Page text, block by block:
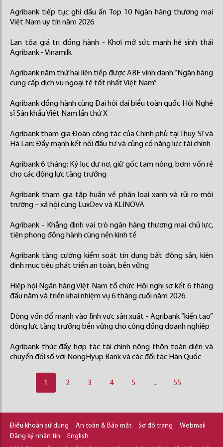
Agribank tiếp tục ghi dấu ấn Top 10 Ngân hàng thương mại
Việt Nam uy tín năm 2026
Lan tỏa giá trị đồng hành - Khơi mở sức mạnh hệ sinh thái
Agribank - Vinamilk
Agribank năm thứ hai liên tiếp được ABF vinh danh “Ngân hàng
cung cấp dịch vụ ngoại tệ tốt nhất Việt Nam”
Agribank đồng hành cùng Đại hội đại biểu toàn quốc Hội Nghệ
sĩ Sân khấu Việt Nam lần thứ X
Agribank tham gia Đoàn công tác của Chính phủ tại Thụy Sĩ và
Hà Lan: Đẩy mạnh kết nối đầu tư và củng cố năng lực tài chính
Agribank 6 tháng: Kỷ lục dư nợ, giữ gốc tam nông, bơm vốn rẻ
cho các động lực tăng trưởng
Agribank tham gia tập huấn về phân loại xanh và rủi ro môi
trường – xã hội cùng LuxDev và KLINOVA
Agribank - Khẳng định vai trò ngân hàng thương mại chủ lực,
tiên phong đồng hành cùng nền kinh tế
Agribank tăng cường kiểm soát tín dụng bất động sản, kiên
định mục tiêu phát triển an toàn, bền vững
Hiệp hội Ngân hàng Việt Nam tổ chức Hội nghị sơ kết 6 tháng
đầu năm và triển khai nhiệm vụ 6 tháng cuối năm 2026
Dòng vốn đổ mạnh vào lĩnh vực sản xuất - Agribank “kiến tạo”
động lực tăng trưởng bền vững cho cộng đồng doanh nghiệp
Agribank thúc đẩy hợp tác tài chính nông thôn toàn diện và
chuyển đổi số với NongHyup Bank và các đối tác Hàn Quốc
1 2 3 4 5 ... 55
Điều khoản sử dụng An toàn & Bảo mật Sơ đồ trang
Webmail
Đăng ký nhận tin
English